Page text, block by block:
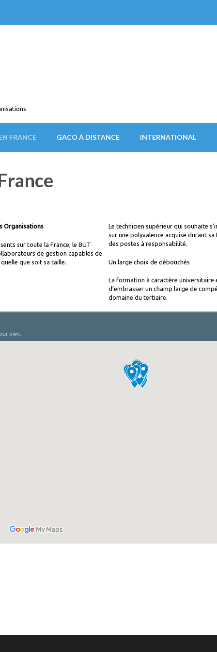
FRANCE GACO À DISTANCE INTERNATIONAL
Organisations
sur toute la France, le BUT
de gestion capables de
que soit sa taille.
Le technicien supérieur qui souhaite
sur une polyvalence acquise durant
des postes à responsabilité.
Un large choix de débouchés
La formation à caractère universitaire
d’embrasser un champ large de
domaine du tertiaire.